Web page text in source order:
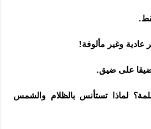
وغير مألوفة!
على ضيق.
لماذا تستأنس بالظلام والشمس